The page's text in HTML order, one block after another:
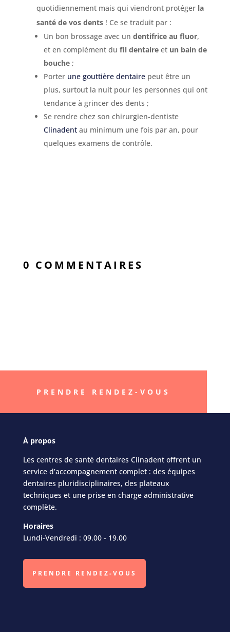
quotidiennement mais qui viendront protégerla
santé de vos dents! Ce se traduit par :
Un bon brossage avec un dentifrice au fluor,
et en complément du fil dentaireet un bain de
bouche;
Porter une gouttière dentairepeut être un
plus, surtout la nuit pour les personnes qui ont
tendance à grincer des dents ;
Se rendre chez son chirurgien-dentiste
Clinadentau minimum une fois par an, pour
quelques examens de contrôle.
0 COMMENTAIRES
PRENDRE RENDEZ-VOUS
Àpropos
Les centres de santé dentaires Clinadent offrent un
service d’accompagnement complet : des équipes
dentaires pluridisciplinaires, des plateaux
techniques et une prise en charge administrative
complète.
Horaires
Lundi-Vendredi : 09.00 - 19.00
PRENDRE RENDEZ-VOUS